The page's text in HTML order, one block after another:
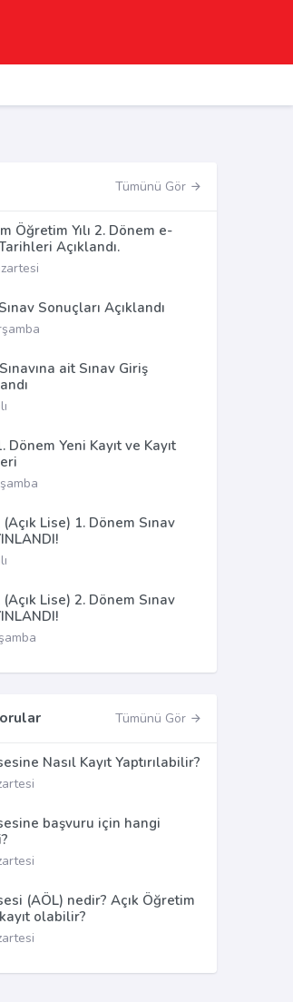
Tümünü Gör
Öğretim Yılı 2. Dönem e-
Açıklandı.
Sonuçları Açıklandı
ait Sınav Giriş
Dönem Yeni Kayıt ve Kayıt
Lise) 1. Dönem Sınav
Lise) 2. Dönem Sınav
Tümünü Gör
Nasıl Kayıt Yaptırılabilir?
başvuru için hangi
(AÖL) nedir? Açık Öğretim
olabilir?